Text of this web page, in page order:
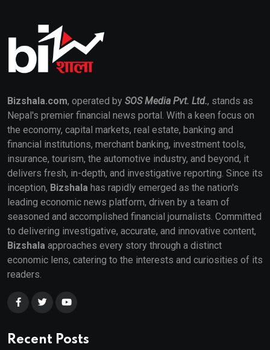
Bizshala.com, operated by SOS Media Pvt. Ltd., stands as
Nepal's premier financial news portal. With a keen focus on
the economy, capital markets, real estate, banking and
financial institutions, merchant banking, investment tools,
insurance, tourism, the automotive industry, and beyond, it
delivers fresh, in-depth, and investigative reporting. Since its
inception, Bizshala has rapidly emerged as the nation's
leading economic news platform, driven by a team of
seasoned and accomplished financial journalists. Committed
to delivering investigative, accurate, and innovative content,
Bizshala approaches every story through a distinct
economic lens, catering to the interests and curiosities of its
readers.
Recent Posts